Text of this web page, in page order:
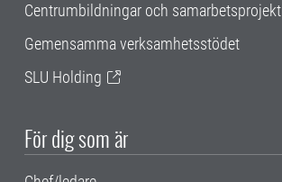
Centrumbildningar och samarbetsprojekt
Gemensamma verksamhetsstödet
SLU Holding
För dig som är